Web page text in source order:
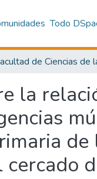
Todo
la